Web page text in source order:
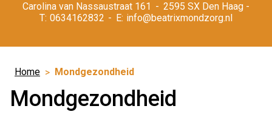
Carolina van Nassaustraat 161 2595 SX Den Haag
0634162832
info@beatrixmondzorg.nl
Home Mondgezondheid
Mondgezondheid